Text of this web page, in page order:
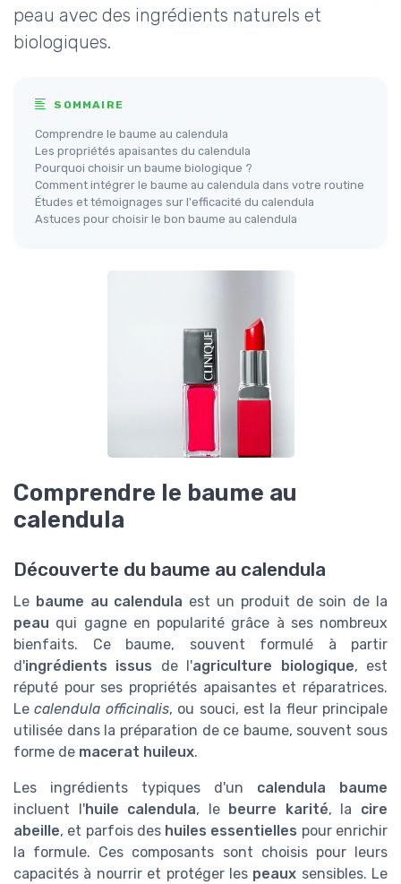
peau avec des ingrédients naturels et
biologiques.
SOMMAIRE
Comprendre le baume au calendula
Les propriétés apaisantes du calendula
Pourquoi choisir un baume biologique ?
Comment intégrer le baume au calendula dans votre routine
Études et témoignages sur l'efficacité du calendula
Astuces pour choisir le bon baume au calendula
Comprendre le baume au
calendula
Découverte du baume au calendula
Le baume au calendula est un produit de soin de la
peau qui gagne en popularité grâce à ses nombreux
bienfaits. Ce baume, souvent formulé à partir
d'ingrédients issus de l'agriculture biologique, est
réputé pour ses propriétés apaisantes et réparatrices.
Lecalendula officinalis, ou souci, est la fleur principale
utilisée dans la préparation de ce baume, souvent sous
forme de macerat huileux.
Les ingrédients typiques d'un calendula baume
incluent l'huile calendula, le beurre karité, la cire
abeille, et parfois des huiles essentielles pour enrichir
la formule. Ces composants sont choisis pour leurs
capacités à nourrir et protéger les peaux sensibles. Le